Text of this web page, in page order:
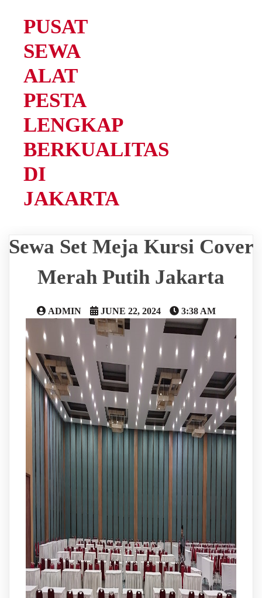
PUSAT
SEWA
ALAT
PESTA
LENGKAP
BERKUALITAS
DI
JAKARTA
Sewa Set Meja Kursi Cover
Merah Putih Jakarta
ADMIN JUNE 22, 2024 3:38 AM